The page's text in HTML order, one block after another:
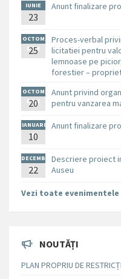
IUNIE
23
Anunt finalizare
OCTOM
BRIE
25
Proces-verbal
licitatiei pentru
lemnoase pe
forestier –
OCTOM
BRIE
20
Anunt privind
pentru vanzarea
IANUARI
E
10
Anunt finalizare
DECEMB
RIE
22
Descriere proiect
Auseu
Vezi toate evenimentele
NOUTĂȚI
PLAN PROPRIU DE